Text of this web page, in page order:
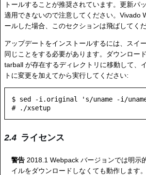
トールすることが推奨されています。更新パ
適用できないので注意してください。Vivado
ールした場合、このセクションは飛ばしてくだ
アップデートをインストールするには、スイ
同じことをする必要があります。ダウンロー
tarball が存在するディレクトリに移動して、
トに変更を加えてから実行してください:
$ sed -i.original 's/uname -i/
ライセンス
警告 2018.1 Webpack バージョンでは明示
イルをダウンロードしなくても動作します。